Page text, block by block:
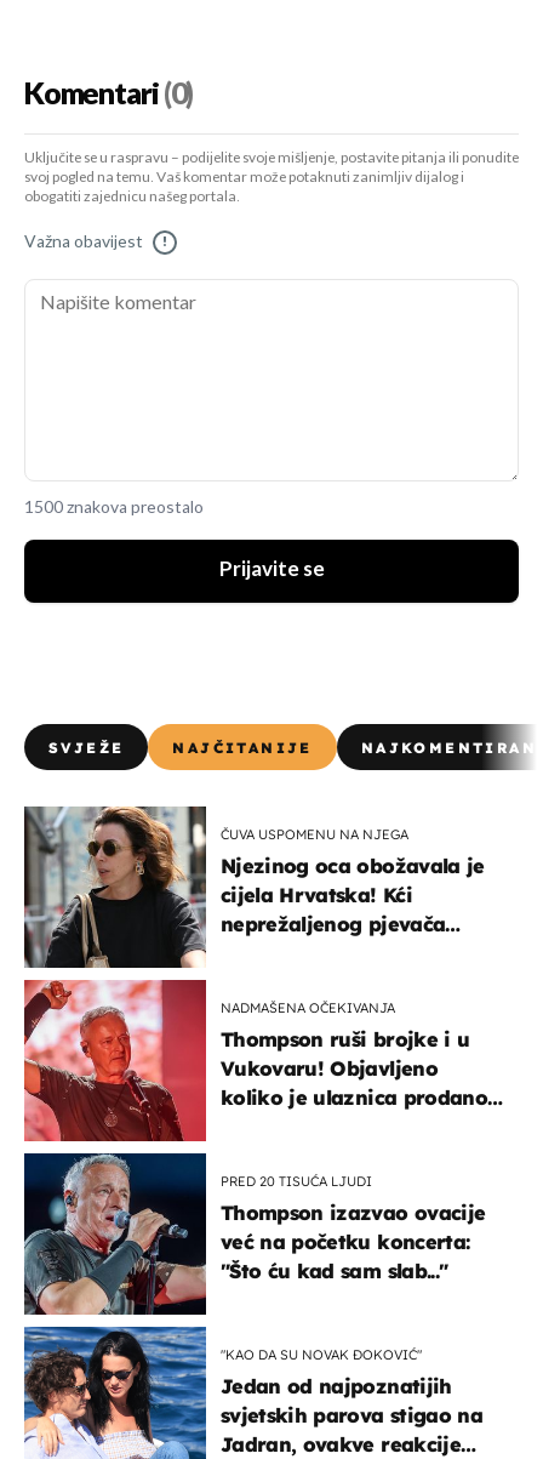
Komentari(0)
Uključite se u raspravu – podijelite svoje mišljenje, postavite pitanja ili ponudite
svoj pogled na temu. Vaš komentar može potaknuti zanimljiv dijalog i
obogatiti zajednicu našeg portala.
Važna obavijest !
1500 znakova preostalo
Prijavite se
SVJEŽE NAJČITANIJE
ČUVA USPOMENU NA NJEGA
Njezinog oca obožavala je
cijela Hrvatska! Kći
neprežaljenog pjevača
NADMAŠENA OČEKIVANJA
Thompson ruši brojke i u
Vukovaru! Objavljeno
koliko je ulaznica prodano
PRED 20 TISUĆA LJUDI
Thompson izazvao ovacije
već na početku koncerta:
"Što ću kad sam slab..."
"KAO DA SU NOVAK ĐOKOVIĆ"
Jedan od najpoznatijih
svjetskih parova stigao na
Jadran, ovakve reakcije